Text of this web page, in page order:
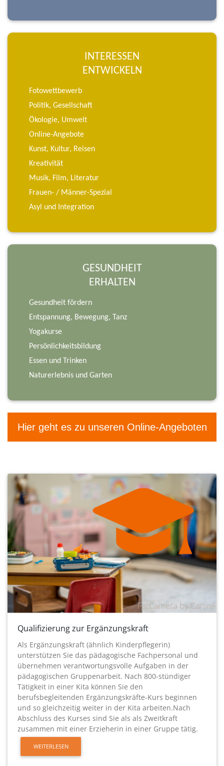
INTERESSEN
ENTWICKELN
Fotowettbewerb
Politik, Gesellschaft
Ökologie, Umwelt
Online-Angebote
Kunst, Kultur, Reisen
Kreativität
Musik, Film, Literatur
Frauen- / Männer-Spezial
Asyl und Integration
GESUNDHEIT
ERHALTEN
Gesundheit fördern
Entspannung, Bewegung, Tanz
Yogakurse
Persönlichkeitsbildung
Essen und Trinken
Naturerlebnis und Garten
Hier geht es zu unseren Online-Angeboten
Qualifizierung zur Ergänzungskraft
Als Ergänzungskraft (ähnlich Kinderpflegerin)
unterstützen Sie das pädagogische Fachpersonal und
übernehmen verantwortungsvolle Aufgaben in der
pädagogischen Gruppenarbeit. Nach 800-stündiger
Tätigkeit in einer Kita können Sie den
berufsbegleitenden Ergänzungskräfte-Kurs beginnen
und so gleichzeitig weiter in der Kita arbeiten.Nach
Abschluss des Kurses sind Sie als als Zweitkraft
zusammen mit einer Erzieherin in einer Gruppe tätig.
WEITERLESEN